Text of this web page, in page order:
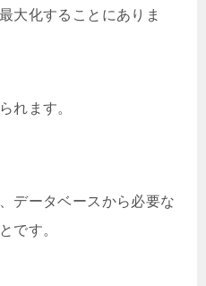
大化することにありま
れます。
データベースから必要な
です。